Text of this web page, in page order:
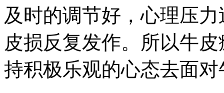
及时的调节好，心理压
皮损反复发作。所以牛
持积极乐观的心态去面